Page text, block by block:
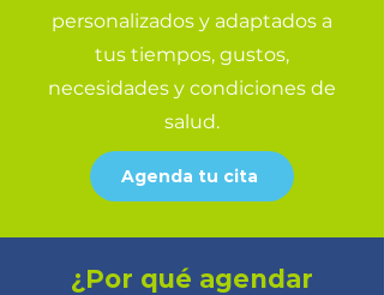
personalizados y adaptados a
tus tiempos, gustos,
necesidades y condiciones de
salud.
Agenda tu cita
¿Por qué agendar